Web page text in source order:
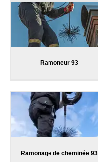
Ramoneur 93
Ramonage de cheminée 93